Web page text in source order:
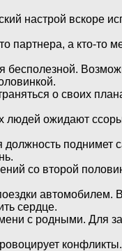
настрой вскоре
партнера, а кто-то
бесполезной.
о своих
ожидают
поднимет
со второй
автомобилем.
сердце.
с родными. Для